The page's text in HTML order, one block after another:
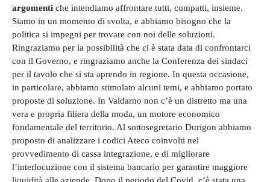
argomenti che intendiamo affrontare tutti, compatti, insieme.
Siamo in un momento di svolta, e abbiamo bisogno che la
politica si impegni per trovare con noi delle soluzioni.
Ringraziamo per la possibilità che ci è stata data di confrontarci
con il Governo, e ringraziamo anche la Conferenza dei sindaci
per il tavolo che si sta aprendo in regione. In questa occasione,
in particolare, abbiamo stimolato alcuni temi, e abbiamo portato
proposte di soluzione. In Valdarno non c’è un distretto ma una
vera e propria filiera della moda, un motore economico
fondamentale del territorio. Al sottosegretario Durigon abbiamo
proposto di analizzare i codici Ateco coinvolti nel
provvedimento di cassa integrazione, e di migliorare
l’interlocuzione con il sistema bancario per garantire maggiore